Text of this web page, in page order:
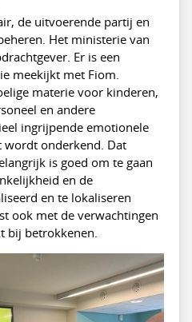
de uitvoerende partij en
Het ministerie van
Er is een
meekijkt met Fiom.
materie voor kinderen,
en andere
ingrijpende emotionele
wordt onderkend. Dat
is goed om te gaan
en de
en te lokaliseren
ook met de verwachtingen
bij betrokkenen.